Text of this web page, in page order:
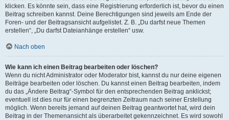
klicken. Es könnte sein, dass eine Registrierung erforderlich ist, bevor du einen
Beitrag schreiben kannst. Deine Berechtigungen sind jeweils am Ende der
Foren- und der Beitragsansicht aufgelistet. Z. B. „Du darfst neue Themen
erstellen“, „Du darfst Dateianhänge erstellen“ usw.
Nach oben
Wie kann ich einen Beitrag bearbeiten oder löschen?
Wenn du nicht Administrator oder Moderator bist, kannst du nur deine eigenen
Beiträge bearbeiten oder löschen. Du kannst einen Beitrag bearbeiten, indem
du das „Ändere Beitrag“-Symbol für den entsprechenden Beitrag anklickst;
eventuell ist dies nur für einen begrenzten Zeitraum nach seiner Erstellung
möglich. Wenn bereits jemand auf deinen Beitrag geantwortet hat, wird dein
Beitrag in der Themenansicht als überarbeitet gekennzeichnet. Es wird sowohl